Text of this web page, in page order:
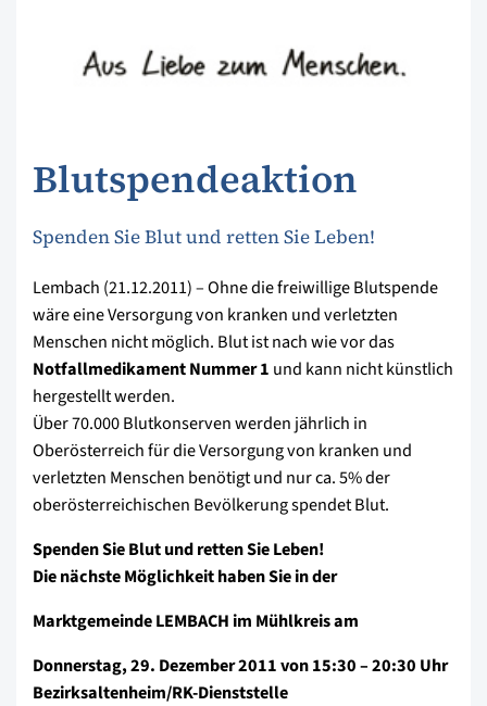
Blutspendeaktion
Spenden Sie Blut und retten Sie Leben!
Lembach (21.12.2011) – Ohne die freiwillige Blutspende
wäre eine Versorgung von kranken und verletzten
Menschen nicht möglich. Blut ist nach wie vor das
Notfallmedikament Nummer 1 und kann nicht künstlich
hergestellt werden.
Über 70.000 Blutkonserven werden jährlich in
Oberösterreich für die Versorgung von kranken und
verletzten Menschen benötigt und nur ca. 5% der
oberösterreichischen Bevölkerung spendet Blut.
Spenden Sie Blut und retten Sie Leben!
Die nächste Möglichkeit haben Sie in der
Marktgemeinde LEMBACH im Mühlkreis am
Donnerstag, 29. Dezember 2011 von 15:30 – 20:30 Uhr
Bezirksaltenheim/RK-Dienststelle